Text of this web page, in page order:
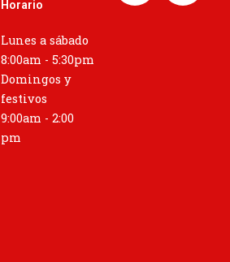
Horario
Lunes a sábado
8:00am - 5:30pm
Domingos y
festivos
9:00am - 2:00
pm
s